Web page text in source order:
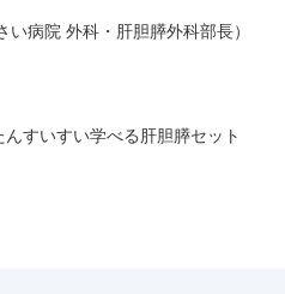
病院 外科・肝胆膵外科部長）
んすいすい学べる肝胆膵セット